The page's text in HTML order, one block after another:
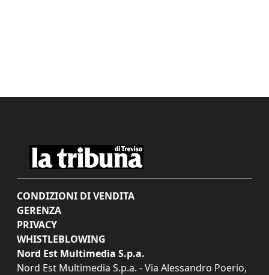
CONDIZIONI DI VENDITA
GERENZA
PRIVACY
WHISTLEBLOWING
Nord Est Multimedia S.p.a.
Nord Est Multimedia S.p.a. - Via Alessandro Poerio,